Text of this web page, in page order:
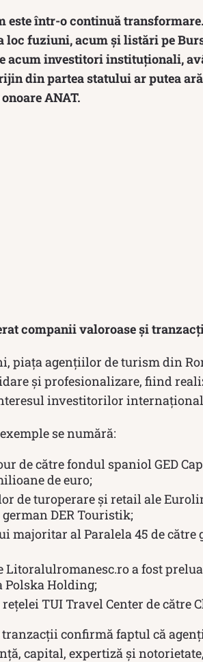
este într-o continuă
fuziuni, acum și listări pe
acum investitori instituționali,
din partea statului ar putea
ANAT.
companii valoroase și
piața agențiilor de turism din
și profesionalizare, fiind
investitorilor
se numără:
de către fondul spaniol GED
de euro;
de turoperare și retail ale
DER Touristik;
majoritar al Paralela 45 de
a fost
Holding;
TUI Travel Center de către
tranzacții confirmă faptul că
capital, expertiză și